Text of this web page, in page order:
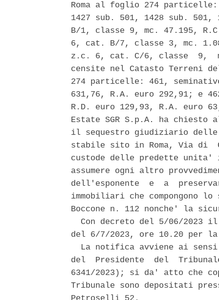
Roma al foglio 274
1427 sub. 501, 1428 sub.
B/1, classe 9, mc. 47.195,
6, cat. B/7, classe 3, mc.
z.c. 6, cat. C/6, classe  9,
censite nel Catasto Terreni
274 particelle: 461,
631,76, R.A. euro 292,91; e
R.D. euro 129,93, R.A. euro
Estate SGR S.p.A. ha
il sequestro giudiziario delle
stabile sito in Roma, Via di
custode delle predette
assumere ogni altro
dell'esponente  e  a
immobiliari che compongono
Boccone n. 112 nonche' la
Con decreto del 5/06/2023
del 6/7/2023, ore 10.20 per
La notifica avviene ai
del  Presidente  del
6341/2023); si da' atto che
Tribunale sono depositati